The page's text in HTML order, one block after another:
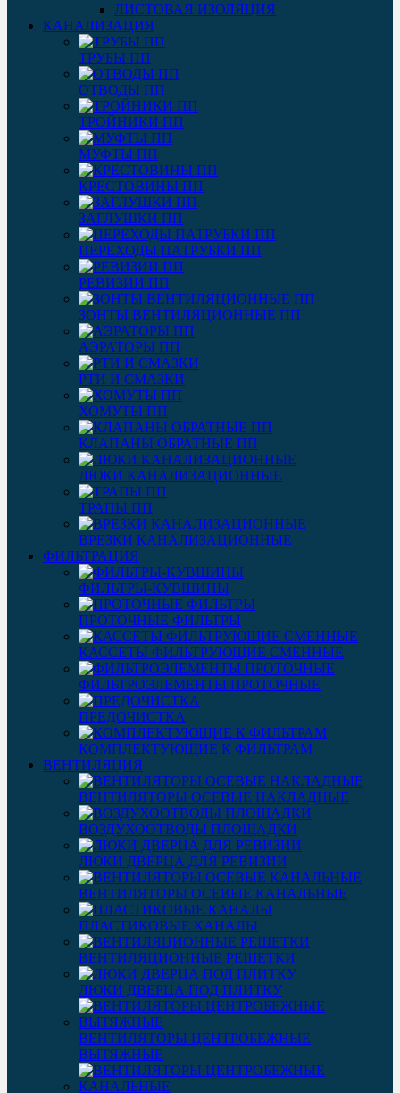
ЛИСТОВАЯ ИЗОЛЯЦИЯ
КАНАЛИЗАЦИЯ
ТРУБЫ ПП
ОТВОДЫ ПП
ТРОЙНИКИ ПП
МУФТЫ ПП
КРЕСТОВИНЫ ПП
ЗАГЛУШКИ ПП
ПЕРЕХОДЫ ПАТРУБКИ ПП
РЕВИЗИИ ПП
ЗОНТЫ ВЕНТИЛЯЦИОННЫЕ ПП
АЭРАТОРЫ ПП
РТИ И СМАЗКИ
ХОМУТЫ ПП
КЛАПАНЫ ОБРАТНЫЕ ПП
ЛЮКИ КАНАЛИЗАЦИОННЫЕ
ТРАПЫ ПП
ВРЕЗКИ КАНАЛИЗАЦИОННЫЕ
ФИЛЬТРАЦИЯ
ФИЛЬТРЫ-КУВШИНЫ
ПРОТОЧНЫЕ ФИЛЬТРЫ
КАССЕТЫ ФИЛЬТРУЮЩИЕ СМЕННЫЕ
ФИЛЬТРОЭЛЕМЕНТЫ ПРОТОЧНЫЕ
ПРЕДОЧИСТКА
КОМПЛЕКТУЮЩИЕ К ФИЛЬТРАМ
ВЕНТИЛЯЦИЯ
ВЕНТИЛЯТОРЫ ОСЕВЫЕ НАКЛАДНЫЕ
ВОЗДУХООТВОДЫ ПЛОЩАДКИ
ЛЮКИ ДВЕРЦА ДЛЯ РЕВИЗИИ
ВЕНТИЛЯТОРЫ ОСЕВЫЕ КАНАЛЬНЫЕ
ПЛАСТИКОВЫЕ КАНАЛЫ
ВЕНТИЛЯЦИОННЫЕ РЕШЕТКИ
ЛЮКИ ДВЕРЦА ПОД ПЛИТКУ
ВЕНТИЛЯТОРЫ ЦЕНТРОБЕЖНЫЕ
ВЫТЯЖНЫЕ